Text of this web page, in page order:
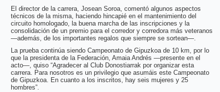
El director de la carrera, Josean Soroa, comentó algunos aspectos
técnicos de la misma, haciendo hincapié en el mantenimiento del
circuito homologado, la buena marcha de las inscripciones y la
consolidación de un premio para el corredor y corredora más veteranos
—además, de los importantes regalos que siempre se sortean—.
La prueba continúa siendo Campeonato de Gipuzkoa de 10 km, por lo
que la presidenta de la Federación, Amaia Andrés —presente en el
acto—, quiso “Agradecer al Club Donostiarrak por organizar esta
carrera. Para nosotros es un privilegio que asumáis este Campeonato
de Gipuzkoa. En cuanto a los inscritos, hay seis mujeres y 25
hombres”.